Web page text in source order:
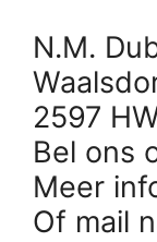
N.M.
2597
Bel ons
Meer
Of mail